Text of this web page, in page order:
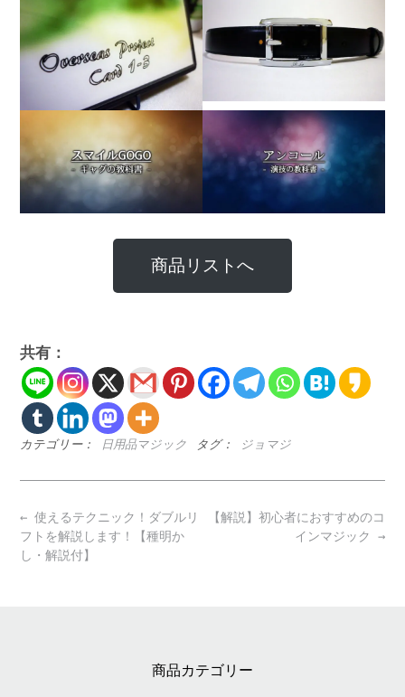
商品リストへ
共有：
カテゴリー： 日用品マジック タグ： ジョマジ
Post
navigation
【解説】初心者におすすめのコ
インマジック →
← 使えるテクニック！ダブルリ
フトを解説します！【種明か
し・解説付】
商品カテゴリー